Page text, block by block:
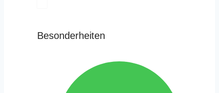
Besonderheiten